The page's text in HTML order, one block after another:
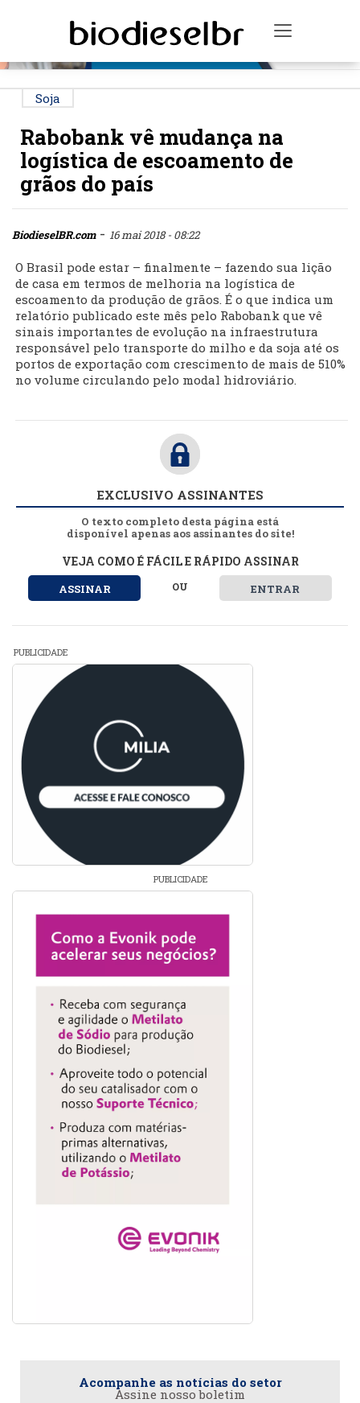
Toggle
Soja
Rabobank vê mudança na
logística de escoamento de
grãos do país
BiodieselBR.com- 16 mai 2018 - 08:22
O Brasil pode estar – finalmente – fazendo sua lição
de casa em termos de melhoria na logística de
escoamento da produção de grãos. É o que indica um
relatório publicado este mês pelo Rabobank que vê
sinais importantes de evolução na infraestrutura
responsável pelo transporte do milho e da soja até os
portos de exportação com crescimento de mais de 510%
no volume circulando pelo modal hidroviário.
EXCLUSIVO ASSINANTES
O texto completo desta página está
disponível apenas aos assinantes do site!
VEJA COMO É FÁCIL E RÁPIDO ASSINAR
ASSINAR OU ENTRAR
PUBLICIDADE
PUBLICIDADE
Acompanhe as notícias do setor
Assine nosso boletim